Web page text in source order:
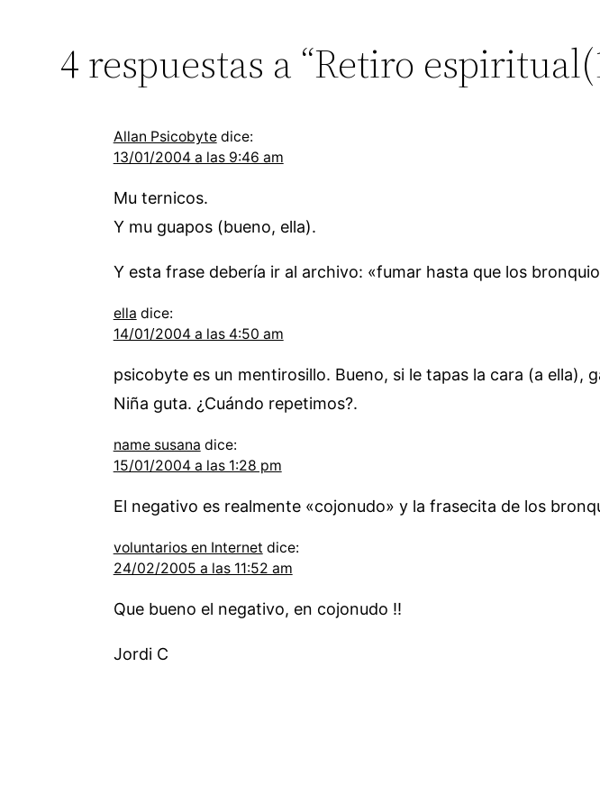
4 respuestas a “Retiro
Allan Psicobyte dice:
13/01/2004 a las 9:46 am
Mu ternicos.
Y mu guapos (bueno, ella).
Y esta frase debería ir al archivo: «fumar hasta que los
ella dice:
14/01/2004 a las 4:50 am
psicobyte es un mentirosillo. Bueno, si le tapas la cara (a
Niña guta. ¿Cuándo repetimos?.
name susana dice:
15/01/2004 a las 1:28 pm
El negativo es realmente «cojonudo» y la frasecita de los
voluntarios en Internet dice:
24/02/2005 a las 11:52 am
Que bueno el negativo, en cojonudo !!
Jordi C